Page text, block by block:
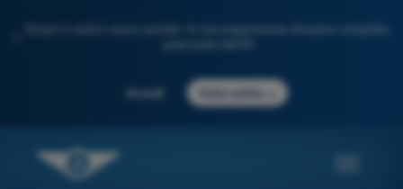
Scopri il nostro nuovo portale: la tua preparazione d'esame completa,
Accedi Inizia subito